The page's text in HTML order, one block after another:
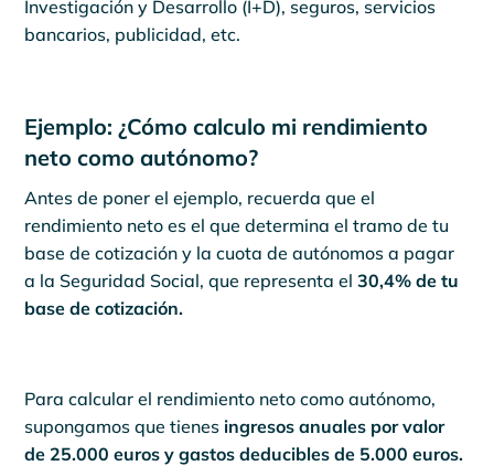
Investigación y Desarrollo (I+D), seguros, servicios
bancarios, publicidad, etc.
Ejemplo: ¿Cómo calculo mi rendimiento
neto como autónomo?
Antes de poner el ejemplo, recuerda que el
rendimiento neto es el que determina el tramo de tu
base de cotización y la cuota de autónomos a pagar
a la Seguridad Social, que representa el30,4% de tu
base de cotización.
Para calcular el rendimiento neto como autónomo,
supongamos que tienes ingresos anuales por valor
de 25.000 euros y gastos deducibles de 5.000 euros.